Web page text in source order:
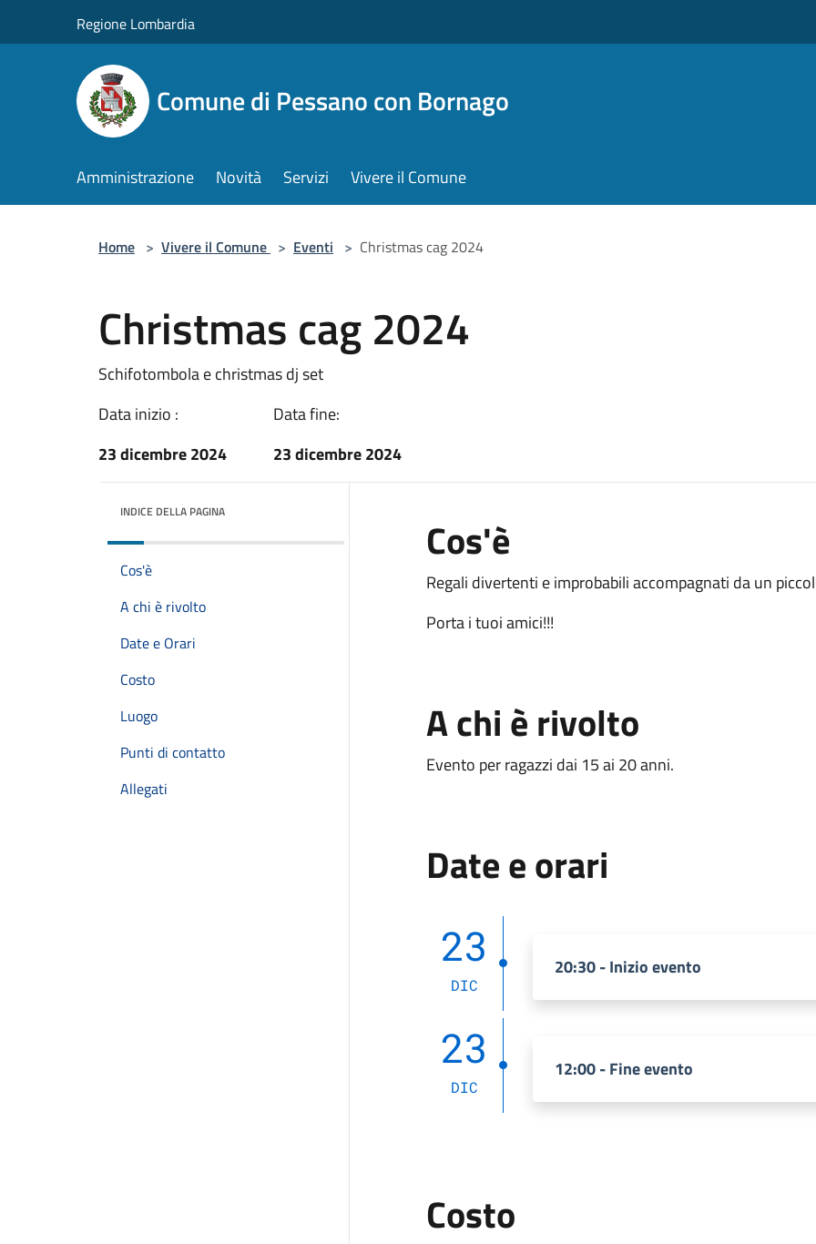
Regione Lombardia
Comune di Pessano con Bornago
Amministrazione Novità Servizi Vivere il Comune
Home > Vivere il Comune > Eventi > Christmas cag 2024
Christmas cag 2024
Schifotombola e christmas dj set
Data inizio :
23 dicembre 2024
Data fine:
23 dicembre 2024
INDICE DELLA PAGINA
Cos'è
A chi è rivolto
Date e Orari
Costo
Luogo
Punti di contatto
Allegati
Cos'è
Regali divertenti e improbabili accompagnati da un
Porta i tuoi amici!!!
A chi è rivolto
Evento per ragazzi dai 15 ai 20 anni.
Date e orari
23
DIC
20:30 - Inizio evento
23
DIC
12:00 - Fine evento
Costo